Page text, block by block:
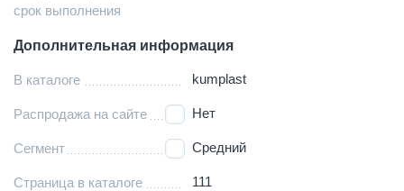
срок выполнения
Дополнительная информация
В каталоге kumplast
Распродажа на сайте Нет
Сегмент Средний
Страница в каталоге 111